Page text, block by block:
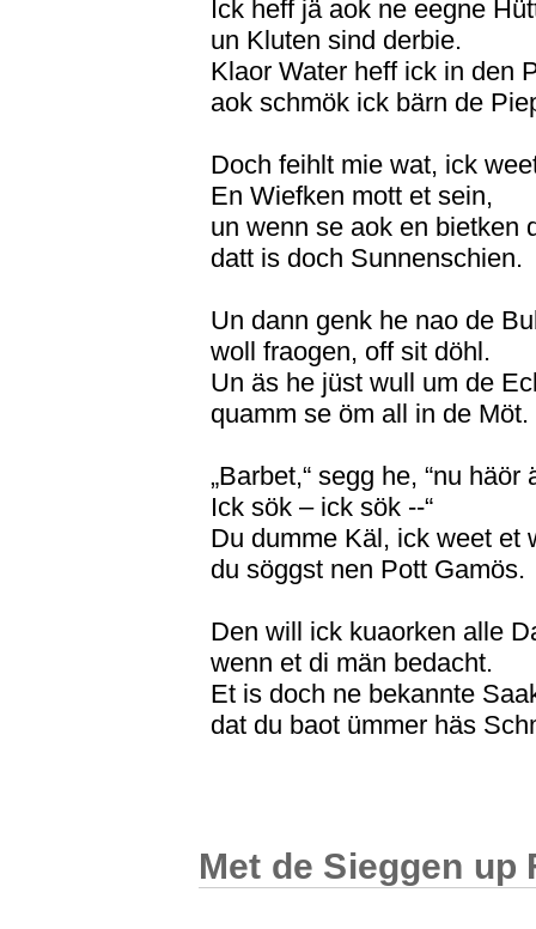
Ick heff jä aok ne eegne
un Kluten sind derbie.
Klaor Water heff ick in den
aok schmök ick bärn de
Doch feihlt mie wat, ick
En Wiefken mott et sein,
un wenn se aok en bietken
datt is doch Sunnenschien.
Un dann genk he nao de
woll fraogen, off sit döhl.
Un äs he jüst wull um de
quamm se öm all in de Möt.
„Barbet,“ segg he, “nu häör
Ick sök – ick sök --“
Du dumme Käl, ick weet et
du söggst nen Pott Gamös.
Den will ick kuaorken alle
wenn et di män bedacht.
Et is doch ne bekannte
dat du baot ümmer häs
Met de Sieggen up